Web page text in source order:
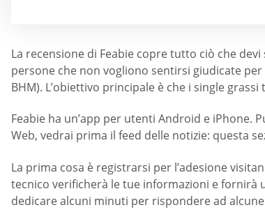
La recensione di Feabie copre tutto ciò che
persone che non vogliono sentirsi giudicate per
BHM). L’obiettivo principale è che i single
Feabie ha un’app per utenti Android e iPhone.
Web, vedrai prima il feed delle notizie: questa
La prima cosa è registrarsi per l’adesione
tecnico verificherà le tue informazioni e fornirà
dedicare alcuni minuti per rispondere ad